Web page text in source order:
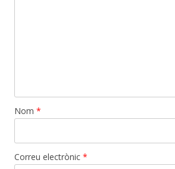
Nom *
Correu electrònic *